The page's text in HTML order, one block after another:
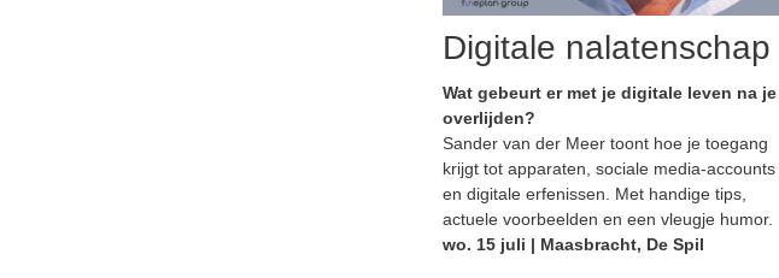
Digitale nalatenschap
Wat gebeurt er met je digitale leven na je
overlijden?
Sander van der Meer toont hoe je toegang
krijgt tot apparaten, sociale media-accounts
en digitale erfenissen. Met handige tips,
actuele voorbeelden en een vleugje humor.
wo. 15 juli | Maasbracht, De Spil